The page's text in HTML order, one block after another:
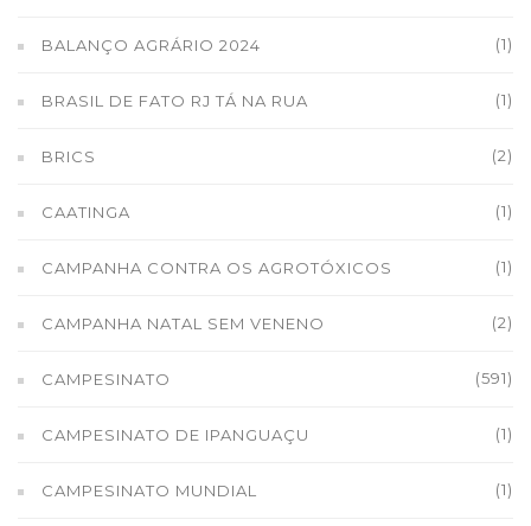
BALANÇO AGRÁRIO 2024 (1)
BRASIL DE FATO RJ TÁ NA RUA (1)
BRICS (2)
CAATINGA (1)
CAMPANHA CONTRA OS AGROTÓXICOS (1)
CAMPANHA NATAL SEM VENENO (2)
CAMPESINATO (591)
CAMPESINATO DE IPANGUAÇU (1)
CAMPESINATO MUNDIAL (1)